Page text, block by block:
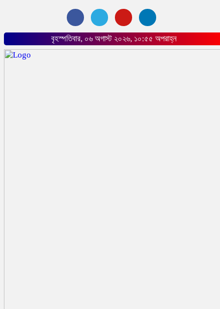
বৃহস্পতিবার, ০৬ অগাস্ট ২০২৬, ১০:৫৫ অপরাহ্ন